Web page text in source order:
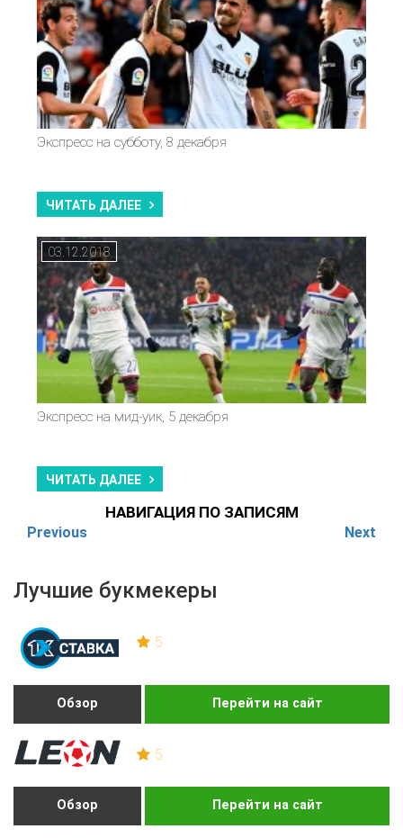
Лучшие букмекеры
5
Обзор Перейти на сайт
5
Обзор Перейти на сайт
Экспресс на субботу, 8 декабря
ЧИТАТЬ ДАЛЕЕ
03.12.2018
Экспресс на мид-уик, 5 декабря
ЧИТАТЬ ДАЛЕЕ
НАВИГАЦИЯ ПО ЗАПИСЯМ
Previous Next